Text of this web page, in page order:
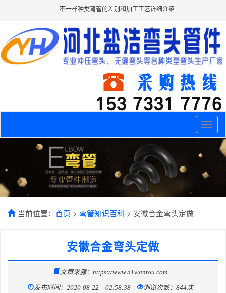
不一样种类弯管的差别和加工工艺详细介绍
Toggle
当前位置： 首页 > 弯管知识百科 > 安徽合金弯头定做
安徽合金弯头定做
文章来源：https://www.51wantou.com
发布时间：2020-08-22 02:58:38 浏览次数：844次